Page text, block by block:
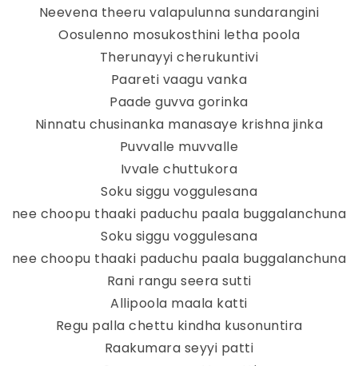
Neevena theeru valapulunna sundarangini
Oosulenno mosukosthini letha poola
Therunayyi cherukuntivi
Paareti vaagu vanka
Paade guvva gorinka
Ninnatu chusinanka manasaye krishna jinka
Puvvalle muvvalle
Ivvale chuttukora
Soku siggu voggulesana
nee choopu thaaki paduchu paala buggalanchuna
Soku siggu voggulesana
nee choopu thaaki paduchu paala buggalanchuna
Rani rangu seera sutti
Allipoola maala katti
Regu palla chettu kindha kusonuntira
Raakumara seyyi patti